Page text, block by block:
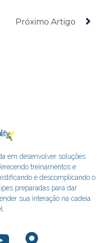
Próximo Artigo
em desenvolver soluções
treinamentos e
e descomplicando o
preparadas para dar
sua interação na cadeia